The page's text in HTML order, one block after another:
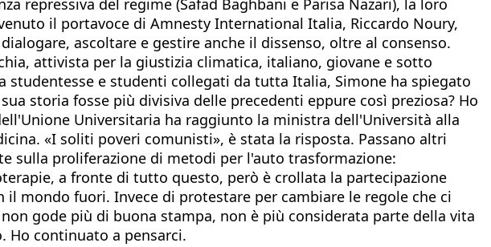
repressiva del regime (Safad Baghbani e Parisa Nazari), la loro
il portavoce di Amnesty International Italia, Riccardo Noury,
ascoltare e gestire anche il dissenso, oltre al consenso.
attivista per la giustizia climatica, italiano, giovane e sotto
studentesse e studenti collegati da tutta Italia, Simone ha spiegato
storia fosse più divisiva delle precedenti eppure così preziosa? Ho
Universitaria ha raggiunto la ministra dell'Università alla
«I soliti poveri comunisti», è stata la risposta. Passano altri
sulla proliferazione di metodi per l'auto trasformazione:
a fronte di tutto questo, però è crollata la partecipazione
mondo fuori. Invece di protestare per cambiare le regole che ci
gode più di buona stampa, non è più considerata parte della vita
Ho continuato a pensarci.